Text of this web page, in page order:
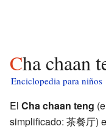
Cha
Enciclopedia para niños
El Cha chaan teng
simplificado: 茶餐厅)